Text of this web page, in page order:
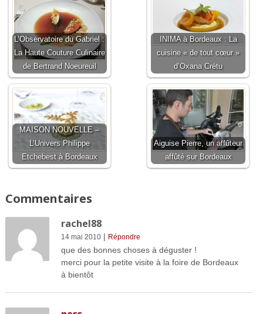
L’Observatoire du Gabriel :
La Haute Couture Culinaire
de Bertrand Noeureuil
INIMA à Bordeaux : La
cuisine « de tout cœur »
d’Oxana Crétu
MAISON NOUVELLE –
L’Univers Philippe
Etchebest à Bordeaux
Aiguise Pierre, un affûteur
affûté sur Bordeaux
Commentaires
rachel88
14 mai 2010| Répondre
que des bonnes choses à déguster !
merci pour la petite visite à la foire de Bordeaux
à bientôt